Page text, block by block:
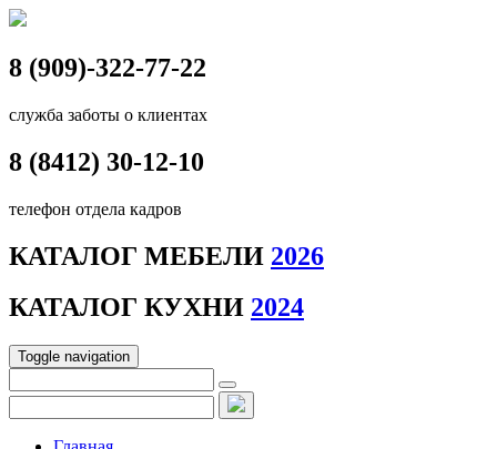
8 (909)-322-77-22
служба заботы о клиентах
8 (8412) 30-12-10
телефон отдела кадров
КАТАЛОГ МЕБЕЛИ 2026
КАТАЛОГ КУХНИ 2024
Toggle navigation